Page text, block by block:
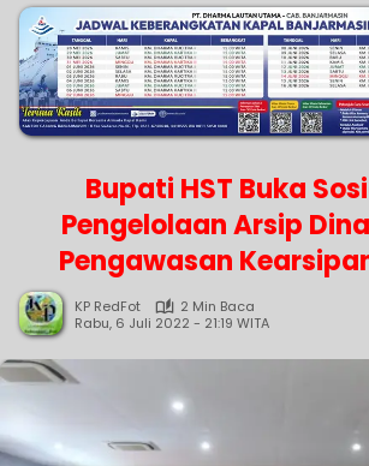
Bupati HST Buka
Pengelolaan Arsip
Pengawasan
KP RedFot
2 Min Baca
Rabu, 6 Juli 2022 - 21:19 WITA